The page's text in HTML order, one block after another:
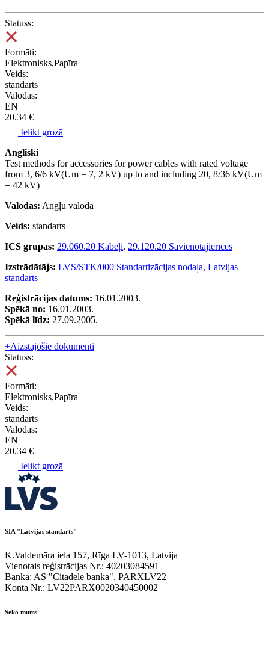
Statuss:
Formāti:
Elektronisks,Papīra
Veids:
standarts
Valodas:
EN
20.34 €
Ielikt grozā
Angliski
Test methods for accessories for power cables with rated voltage
from 3, 6/6 kV(Um = 7, 2 kV) up to and including 20, 8/36 kV(Um
= 42 kV)
Valodas: Angļu valoda
Veids: standarts
ICS grupas: 29.060.20 Kabeļi, 29.120.20 Savienotājierīces
Izstrādātājs: LVS/STK/000 Standartizācijas nodaļa, Latvijas
standarts
Reģistrācijas datums: 16.01.2003.
Spēkā no: 16.01.2003.
Spēkā līdz: 27.09.2005.
+Aizstājošie dokumenti
Statuss:
Formāti:
Elektronisks,Papīra
Veids:
standarts
Valodas:
EN
20.34 €
Ielikt grozā
SIA "Latvijas standarts"
K.Valdemāra iela 157, Rīga LV-1013, Latvija
Vienotais reģistrācijas Nr.: 40203084591
Banka: AS "Citadele banka", PARXLV22
Konta Nr.: LV22PARX0020340450002
Seko mums